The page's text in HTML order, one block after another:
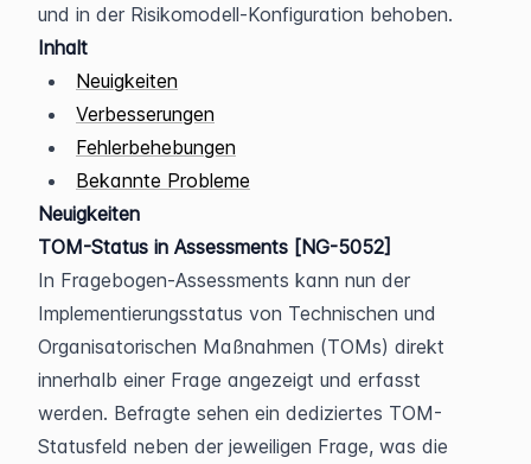
und in der Risikomodell-Konfiguration behoben.
Inhalt
Neuigkeiten
Verbesserungen
Fehlerbehebungen
Bekannte Probleme
Neuigkeiten
TOM-Status in Assessments [NG-5052]
In Fragebogen-Assessments kann nun der
Implementierungsstatus von Technischen und
Organisatorischen Maßnahmen (TOMs) direkt
innerhalb einer Frage angezeigt und erfasst
werden. Befragte sehen ein dediziertes TOM-
Statusfeld neben der jeweiligen Frage, was die